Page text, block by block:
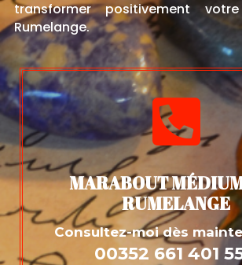
transformer positivement
Rumelange.

MARABOUT
RUMELANGE
Consultez-moi dès
00352 661 401